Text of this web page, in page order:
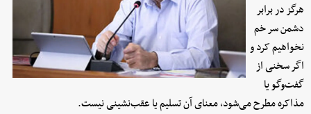
هرگز در برابر
دشمن سر خم
نخواهیم کرد و
اگر سخنی از
گفت‌وگو یا
مذاکره مطرح می‌شود، معنای آن تسلیم یا عقب‌نشینی نیست.